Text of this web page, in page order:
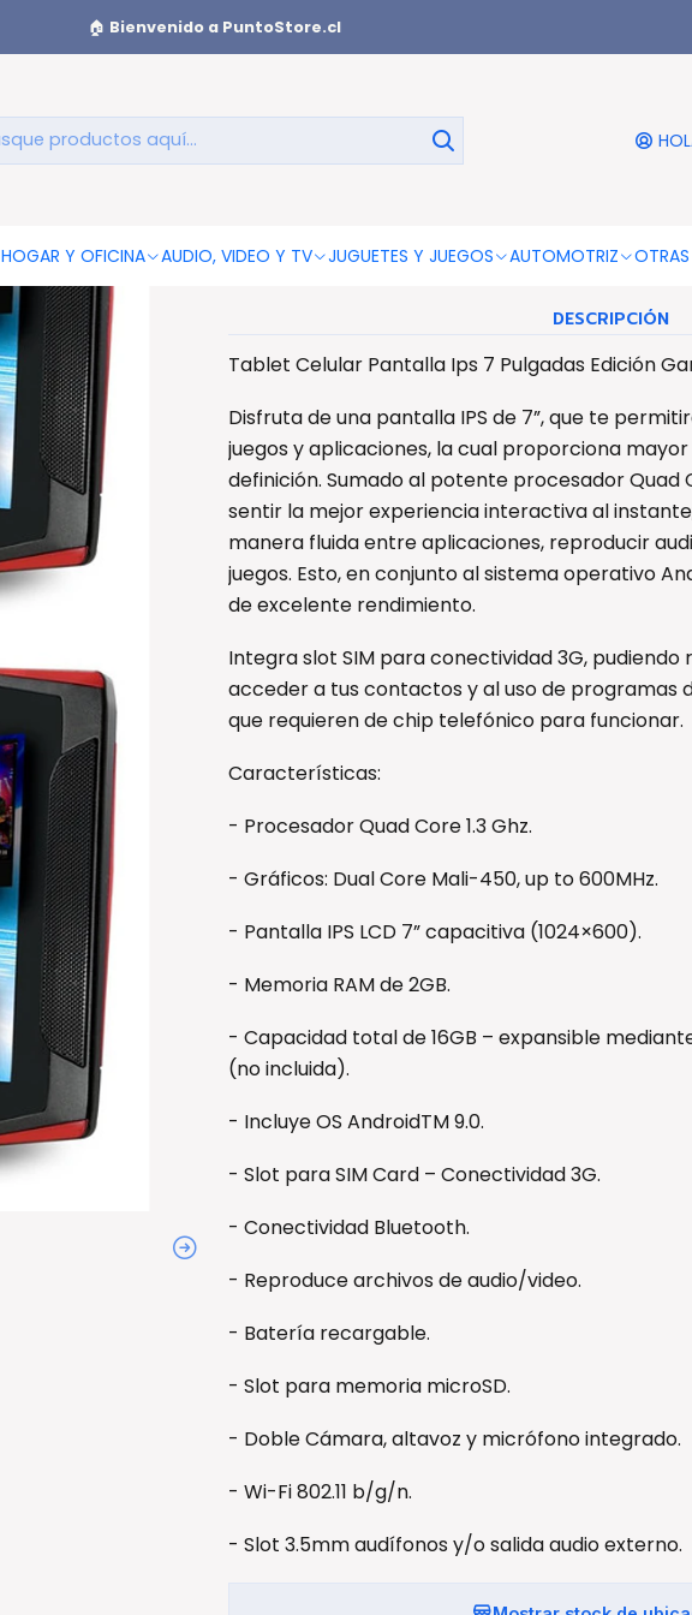
HOGAR Y OFICINA AUDIO, VIDEO Y TV JUGUETES Y JUEGOS AUTOMOTRIZ
🏠 Bienvenido a PuntoStore.cl
Tablet Celular Pantalla
Edición
Negro
DESCRIPCIÓN
Tablet Celular Pantalla Ips 7 Pulgadas Edición
Disfruta de una pantalla IPS de 7”, que te
juegos y aplicaciones, la cual proporciona
definición. Sumado al potente procesador Quad
sentir la mejor experiencia interactiva al
manera fluida entre aplicaciones, reproducir
juegos. Esto, en conjunto al sistema operativo
de excelente rendimiento.
Integra slot SIM para conectividad 3G,
acceder a tus contactos y al uso de programas
que requieren de chip telefónico para funcionar.
Características:
- Procesador Quad Core 1.3 Ghz.
- Gráficos: Dual Core Mali-450, up to 600MHz.
- Pantalla IPS LCD 7” capacitiva (1024×600).
- Memoria RAM de 2GB.
- Capacidad total de 16GB – expansible
(no incluida).
- Incluye OS AndroidTM 9.0.
- Slot para SIM Card – Conectividad 3G.
- Conectividad Bluetooth.
- Reproduce archivos de audio/video.
- Batería recargable.
- Slot para memoria microSD.
- Doble Cámara, altavoz y micrófono integrado.
- Wi-Fi 802.11 b/g/n.
- Slot 3.5mm audífonos y/o salida audio externo.